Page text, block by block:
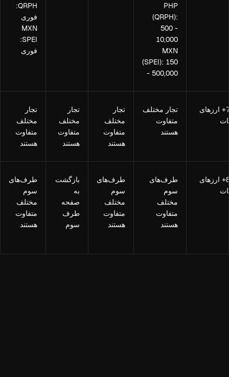
PHP
(QRPH):
500 -
10,000
MXN
(SPEI): 150
- 500,000
QRPH:
فوری
MXN
SPEI:
فوری
70+ ارزهای
تجار مختلف
متفاوت
هستند
تجار
مختلف
متفاوت
هستند
تجار
مختلف
متفاوت
هستند
تجار
مختلف
متفاوت
هستند
80+ ارزهای
طرف‌های
سوم
مختلف
متفاوت
هستند
طرف‌های
سوم
مختلف
متفاوت
هستند
بازگشت
به
صفحه
طرف
سوم
طرف‌های
سوم
مختلف
متفاوت
هستند